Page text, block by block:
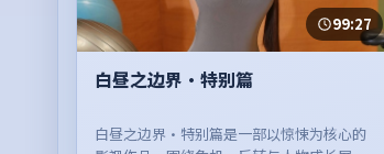
99:27
白昼之边界·特别篇
白昼之边界·特别篇是一部以惊悚为核心的